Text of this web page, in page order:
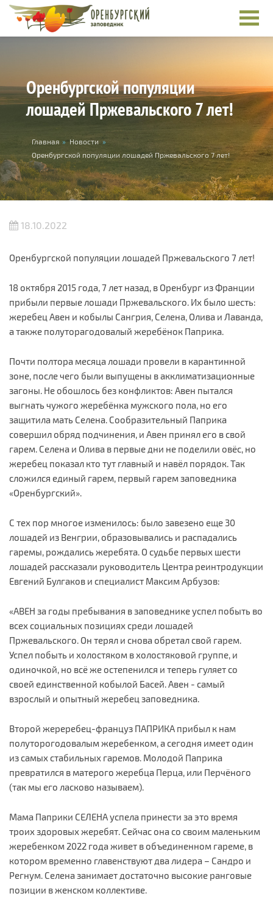
Перейти к основному содержанию
Оренбургской популяции
лошадей Пржевальского 7 лет!
Вы здесь
Главная » Новости »
Оренбургской популяции лошадей Пржевальского 7 лет!
18.10.2022
Оренбургской популяции лошадей Пржевальского 7 лет!
18 октября 2015 года, 7 лет назад, в Оренбург из Франции
прибыли первые лошади Пржевальского. Их было шесть:
жеребец Авен и кобылы Сангрия, Селена, Олива и Лаванда,
а также полуторагодовалый жеребёнок Паприка.
Почти полтора месяца лошади провели в карантинной
зоне, после чего были выпущены в акклиматизационные
загоны. Не обошлось без конфликтов: Авен пытался
выгнать чужого жеребёнка мужского пола, но его
защитила мать Селена. Сообразительный Паприка
совершил обряд подчинения, и Авен принял его в свой
гарем. Селена и Олива в первые дни не поделили овёс, но
жеребец показал кто тут главный и навёл порядок. Так
сложился единый гарем, первый гарем заповедника
«Оренбургский».
С тех пор многое изменилось: было завезено еще 30
лошадей из Венгрии, образовывались и распадались
гаремы, рождались жеребята. О судьбе первых шести
лошадей рассказали руководитель Центра реинтродукции
Евгений Булгаков и специалист Максим Арбузов:
«АВЕН за годы пребывания в заповеднике успел побыть во
всех социальных позициях среди лошадей
Пржевальского. Он терял и снова обретал свой гарем.
Успел побыть и холостяком в холостяковой группе, и
одиночкой, но всё же остепенился и теперь гуляет со
своей единственной кобылой Басей. Авен - самый
взрослый и опытный жеребец заповедника.
Второй жереребец-француз ПАПРИКА прибыл к нам
полуторогодовалым жеребенком, а сегодня имеет один
из самых стабильных гаремов. Молодой Паприка
превратился в матерого жеребца Перца, или Перчёного
(так мы его ласково называем).
Мама Паприки СЕЛЕНА успела принести за это время
троих здоровых жеребят. Сейчас она со своим маленьким
жеребенком 2022 года живет в объединенном гареме, в
котором временно главенствуют два лидера – Сандро и
Регнум. Селена занимает достаточно высокие ранговые
позиции в женском коллективе.